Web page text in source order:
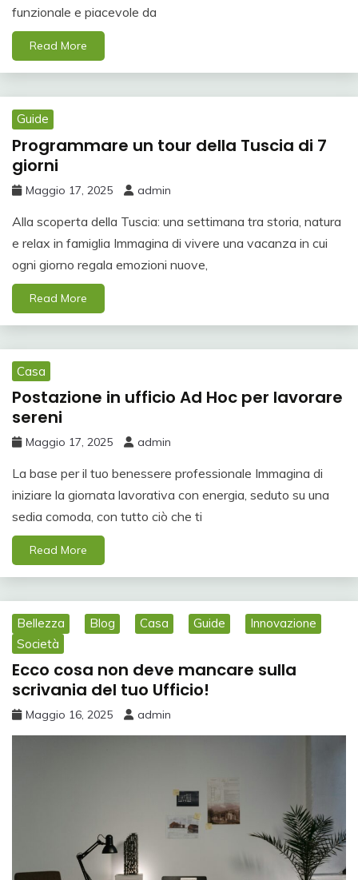
funzionale e piacevole da
Read More
Guide
Programmare un tour della Tuscia di 7
giorni
Maggio 17, 2025 admin
Alla scoperta della Tuscia: una settimana tra storia, natura
e relax in famiglia Immagina di vivere una vacanza in cui
ogni giorno regala emozioni nuove,
Read More
Casa
Postazione in ufficio Ad Hoc per lavorare
sereni
Maggio 17, 2025 admin
La base per il tuo benessere professionale Immagina di
iniziare la giornata lavorativa con energia, seduto su una
sedia comoda, con tutto ciò che ti
Read More
Bellezza Blog Casa Guide
Innovazione
Società
Ecco cosa non deve mancare sulla
scrivania del tuo Ufficio!
Maggio 16, 2025 admin